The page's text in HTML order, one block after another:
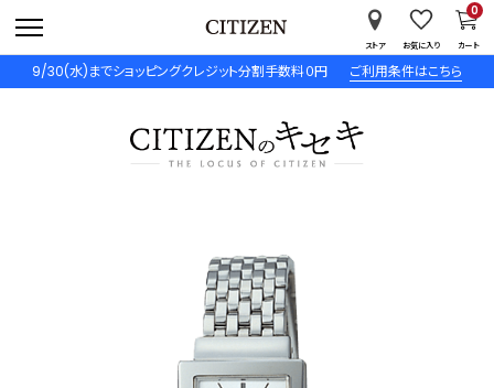
9/30(水)までショッピングクレジット分割手数料０円 ご利用条件はこちら
ストア お気に入り カート
0